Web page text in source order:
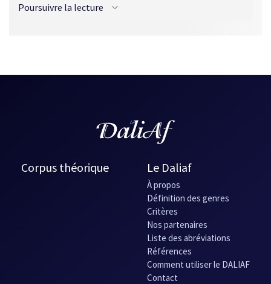
avec une facilité et un naturel déconcertants le jeu avec le
Poursuivre la lecture
Corpus théorique Le Daliaf
À propos
Définition des genres
Critères
Nos partenaires
Liste des abréviations
Références
Comment utiliser le DALIAF
Contact